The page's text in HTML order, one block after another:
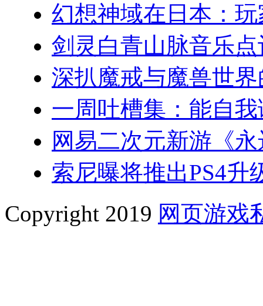
幻想神域在日本：
剑灵白青山脉音乐
深扒魔戒与魔兽世
一周吐槽集：能自
网易二次元新游《
索尼曝将推出PS4升
Copyright 2019 网页游戏